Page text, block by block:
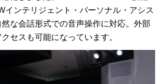
インテリジェント・パーソナル・アシス
な会話形式での音声操作に対応。外部
セスも可能になっています。